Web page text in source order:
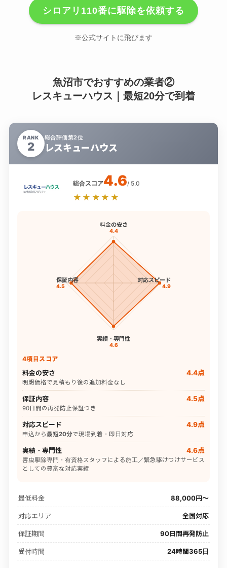
シロアリ110番に駆除を依頼する
※公式サイトに飛びます
魚沼市でおすすめの業者②
レスキューハウス｜最短20分で到着
RANK
2
総合評価第2位
レスキューハウス
総合スコア4.6/ 5.0
★★★★★
料金の安さ
4.4
対応スピード
4.9
実績・専門性
4.6
保証内容
4.5
4項目スコア
料金の安さ 4.4点
明朗価格で見積もり後の追加料金なし
保証内容 4.5点
90日間の再発防止保証つき
対応スピード 4.9点
申込から最短20分で現場到着・即日対応
実績・専門性 4.6点
害虫駆除専門・有資格スタッフによる施工／緊急駆けつけサービス
としての豊富な対応実績
最低料金 88,000円〜
対応エリア 全国対応
保証期間 90日間再発防止
受付時間 24時間365日